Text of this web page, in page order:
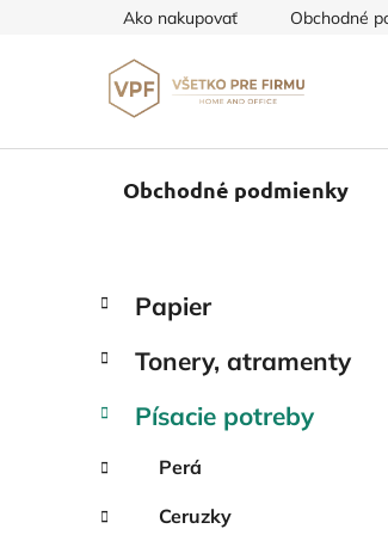
Ako nakupovať Obchodné
Obchodné podmienky
B
č
ý
a
n
kategórie
K
a
e
ó
i
Papier
Tonery, atramenty
Písacie potreby
Perá
Ceruzky